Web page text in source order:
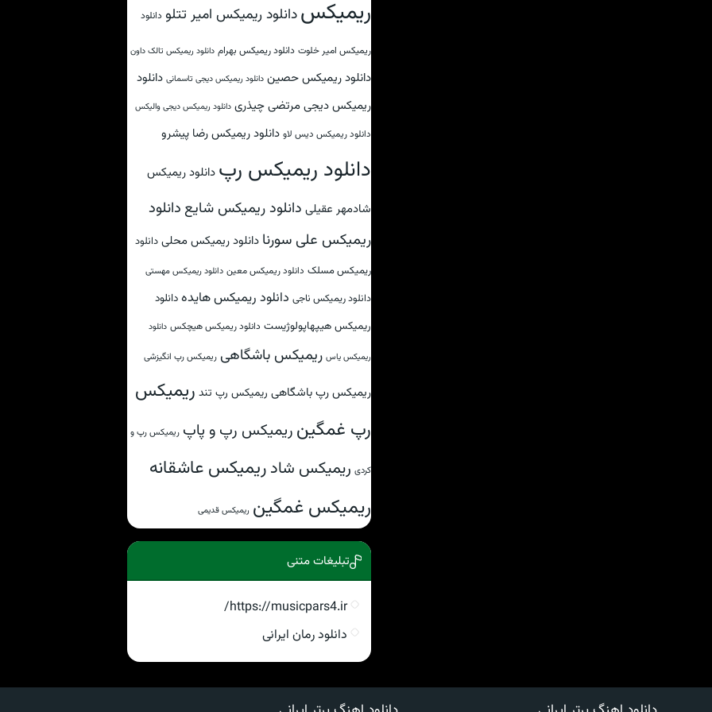
ریمیکسدانلود ریمیکس امیر تتلو دانلود
ریمیکس امیر خلوت دانلود ریمیکس بهرام دانلود ریمیکس تالک داون
دانلود ریمیکس حصین دانلود ریمیکس دیجی تاسمانی دانلود
ریمیکس دیجی مرتضی چیذری دانلود ریمیکس دیجی والیکس
دانلود ریمیکس دیس لاو دانلود ریمیکس رضا پیشرو
دانلود ریمیکس رپ دانلود ریمیکس
شادمهر عقیلی دانلود ریمیکس شایع دانلود
ریمیکس علی سورنا دانلود ریمیکس محلی دانلود
ریمیکس مسلک دانلود ریمیکس معین دانلود ریمیکس مهستی
دانلود ریمیکس ناجی دانلود ریمیکس هایده دانلود
ریمیکس هیپهاپولوژیست دانلود ریمیکس هیچکس دانلود
ریمیکس یاس ریمیکس باشگاهی ریمیکس رپ انگیزشی
ریمیکس رپ باشگاهی ریمیکس رپ تند ریمیکس
رپ غمگین ریمیکس رپ و پاپ ریمیکس رپ و
کردی ریمیکس شادریمیکس عاشقانه
ریمیکس غمگین ریمیکس قدیمی
تبلیغات متنی
https://musicpars4.ir/
دانلود رمان ایرانی